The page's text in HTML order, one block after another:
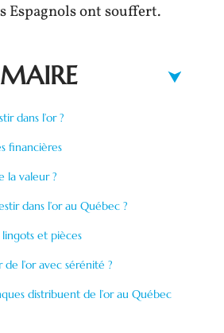
Espagnols ont souffert.
dans l’or ?
financières
la valeur ?
dans l’or au Québec ?
lingots et pièces
l’or avec sérénité ?
distribuent de l’or au Québec